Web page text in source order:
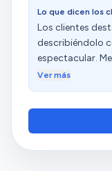
porque el
mal, porque no
en cuanto al
cinco euros de
eliminar un nido
dis al que
aplicarlo dos o
Lo que dicen los
Los clientes
describiéndolo
espectacular.
permitiendo
vale para
su durabilidad,
Ver más